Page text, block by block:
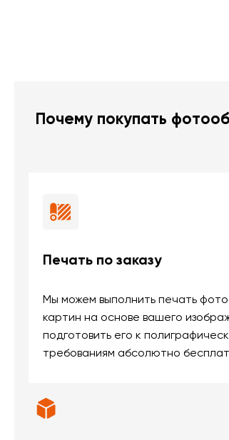
Почему покупать
Печать по заказу
Мы можем выполнить печать
картин на основе вашего
подготовить его к
требованиям абсолютно